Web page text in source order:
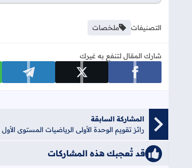
التصنيفات ملخصات
شارك المقال لتنفع به غيرك
شارك على facebook شارك على x شارك على telegram
المشاركة السابقة
رائز تقويم الوحدة الأولى الرياضيات المستوى الأول
قد تُعجبك هذه المشاركات